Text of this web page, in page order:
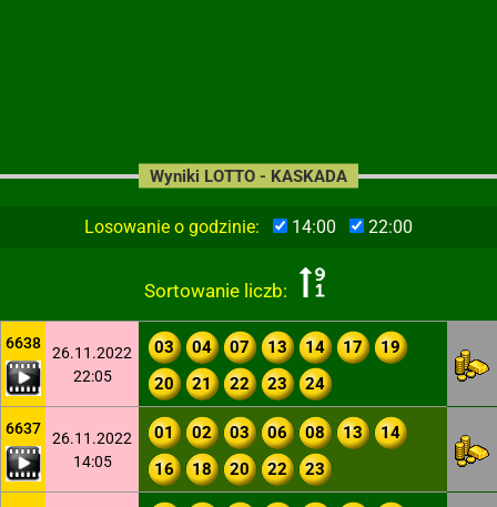
Losowanie o godzinie: 14:00 22:00
Sortowanie liczb:
Wyniki LOTTO - KASKADA
6638
26.11.2022
22:05
03 04 07 13 14 17
19
20
21 22 23 24
6637
26.11.2022
14:05
01 02 03 06 08 13
14
16
18 20 22 23